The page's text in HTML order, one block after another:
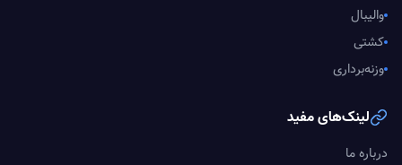
والیبال
کشتی
وزنه‌برداری
لینک‌های مفید
درباره ما